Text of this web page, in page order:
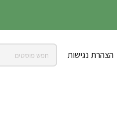
הצהרת נגישות